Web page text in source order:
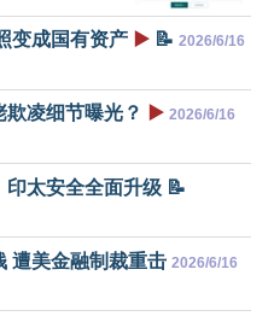
变成国有资产 ▶️ 📝 2026/6/16
凌细节曝光？ ▶️ 2026/6/16
太安全全面升级 📝
遭美金融制裁重击 2026/6/16